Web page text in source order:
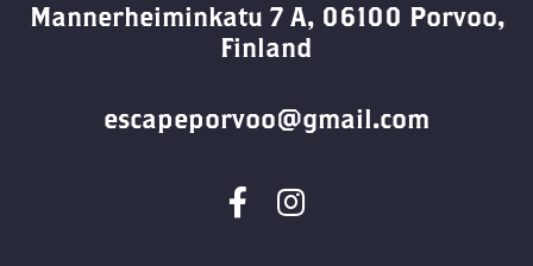
Mannerheiminkatu 7 A, 06100 Porvoo,
Finland
escapeporvoo@gmail.com